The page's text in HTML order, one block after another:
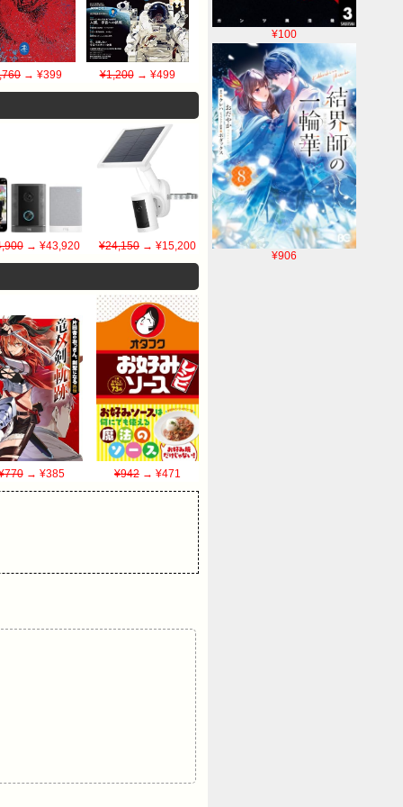
¥100
¥906
→ ¥399 ¥1,200→ ¥499
→ ¥43,920 ¥24,150→ ¥15,200
→ ¥385 ¥942→ ¥471